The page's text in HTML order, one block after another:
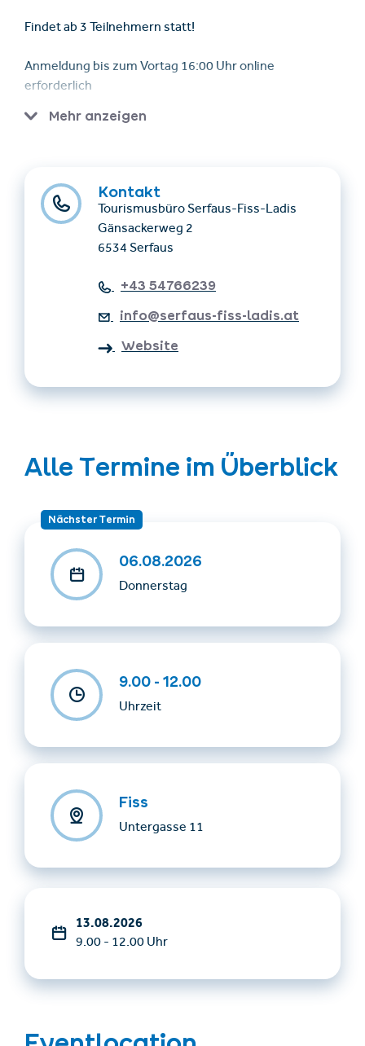
Kontakt
Tourismusbüro Serfaus-Fiss-Ladis
Gänsackerweg 2
6534 Serfaus
+43 54766239
info@serfaus-fiss-ladis.at
Website
Findet ab 3 Teilnehmern statt!
Anmeldung bis zum Vortag 16:00 Uhr online
erforderlich
Treffpunkt: 09:00 Uhr Infobüro Fiss, Untergasse 11
oder Super. Sommer. Card. möglich!
Kosten: Erwachsene € 5,00 | Kinder € 3,00 | Kinder bis
Zahlung: Zahlung erfolgt direkt vor Ort in Bar
Mitzubringen: Essen, Trinken, Regenjacke und feste
Wichtig: je nach Wetterverhältnissen sind
Mehr anzeigen
Alle Termine im Überblick
Nächster Termin
06.08.2026
Donnerstag
9.00 - 12.00
Uhrzeit
Fiss
Untergasse 11
13.08.2026
9.00 - 12.00 Uhr